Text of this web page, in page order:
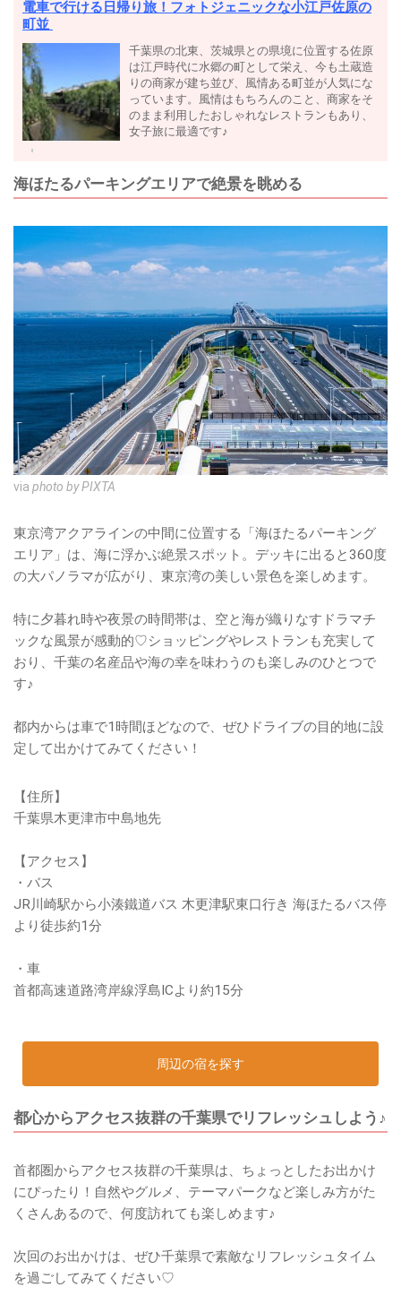
電車で行ける日帰り旅！フォトジェニックな小江戸佐原の
町並
千葉県の北東、茨城県との県境に位置する佐原
は江戸時代に水郷の町として栄え、今も土蔵造
りの商家が建ち並び、風情ある町並が人気にな
っています。風情はもちろんのこと、商家をそ
のまま利用したおしゃれなレストランもあり、
女子旅に最適です♪
海ほたるパーキングエリアで絶景を眺める
via photo by PIXTA
東京湾アクアラインの中間に位置する「海ほたるパーキング
エリア」は、海に浮かぶ絶景スポット。デッキに出ると360度
の大パノラマが広がり、東京湾の美しい景色を楽しめます。
特に夕暮れ時や夜景の時間帯は、空と海が織りなすドラマチ
ックな風景が感動的♡ショッピングやレストランも充実して
おり、千葉の名産品や海の幸を味わうのも楽しみのひとつで
す♪
都内からは車で1時間ほどなので、ぜひドライブの目的地に設
定して出かけてみてください！
【住所】
千葉県木更津市中島地先
【アクセス】
・バス
JR川崎駅から小湊鐵道バス 木更津駅東口行き 海ほたるバス停
より徒歩約1分
・車
首都高速道路湾岸線浮島ICより約15分
周辺の宿を探す
都心からアクセス抜群の千葉県でリフレッシュしよう♪
首都圏からアクセス抜群の千葉県は、ちょっとしたお出かけ
にぴったり！自然やグルメ、テーマパークなど楽しみ方がた
くさんあるので、何度訪れても楽しめます♪
次回のお出かけは、ぜひ千葉県で素敵なリフレッシュタイム
を過ごしてみてください♡